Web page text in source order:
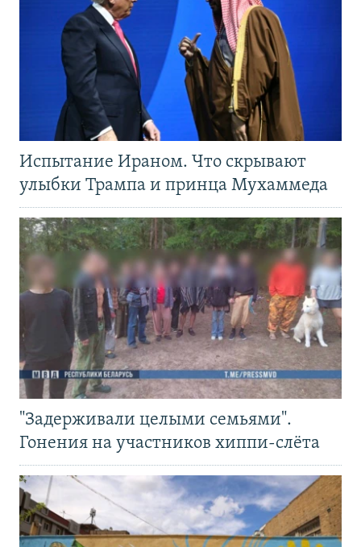
Испытание Ираном. Что скрывают
улыбки Трампа и принца Мухаммеда
"Задерживали целыми семьями".
Гонения на участников хиппи-слёта